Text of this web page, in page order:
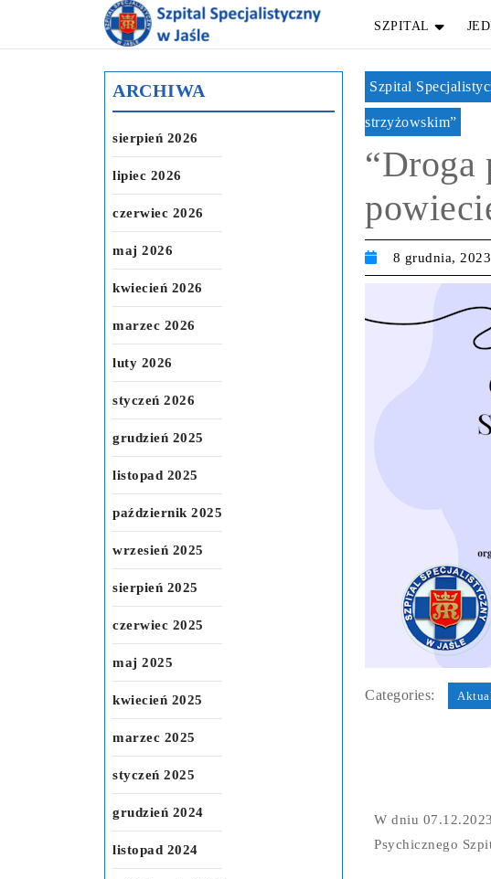
SZPITAL
ARCHIWA
sierpień 2026
lipiec 2026
czerwiec 2026
maj 2026
kwiecień 2026
marzec 2026
luty 2026
styczeń 2026
grudzień 2025
listopad 2025
październik 2025
wrzesień 2025
sierpień 2025
czerwiec 2025
maj 2025
kwiecień 2025
marzec 2025
styczeń 2025
grudzień 2024
listopad 2024
Szpital
strzyżowskim”
“Droga
8 grudnia, 2023
Categories:
W dniu
Psychicznego